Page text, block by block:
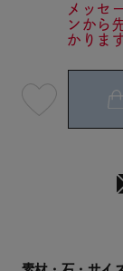
メッセ
ンから
かりま
08